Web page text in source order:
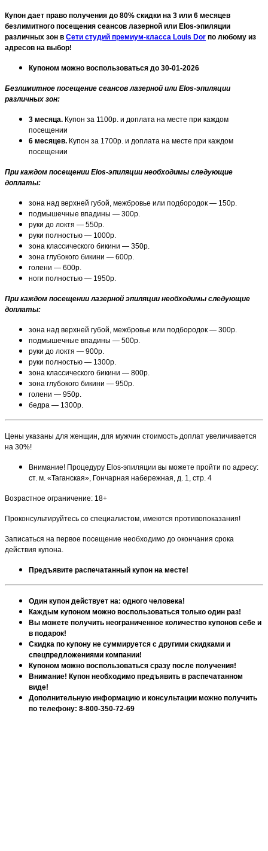
Купон дает право получения до 80% скидки на 3 или 6 месяцев
безлимитного посещения сеансов лазерной или Elos-эпиляции
различных зон в Сети студий премиум-класса Louis Dor по любому из
адресов на выбор!
Купоном можно воспользоваться до 30-01-2026
Безлимитное посещение сеансов лазерной или Elos-эпиляции
различных зон:
3 месяца. Купон за 1100р. и доплата на месте при каждом
посещении
6 месяцев. Купон за 1700р. и доплата на месте при каждом
посещении
При каждом посещении Elos-эпиляции необходимы следующие
доплаты:
зона над верхней губой, межбровье или подбородок — 150р.
подмышечные впадины — 300р.
руки до локтя — 550р.
руки полностью — 1000р.
зона классического бикини — 350р.
зона глубокого бикини — 600р.
голени — 600р.
ноги полностью — 1950р.
При каждом посещении лазерной эпиляции необходимы следующие
доплаты:
зона над верхней губой, межбровье или подбородок — 300р.
подмышечные впадины — 500р.
руки до локтя — 900р.
руки полностью — 1300р.
зона классического бикини — 800р.
зона глубокого бикини — 950р.
голени — 950р.
бедра — 1300р.
Цены указаны для женщин, для мужчин стоимость доплат увеличивается
на 30%!
Внимание! Процедуру Elos-эпиляции вы можете пройти по адресу:
ст. м. «Таганская», Гончарная набережная, д. 1, стр. 4
Возрастное ограничение: 18+
Проконсультируйтесь со специалистом, имеются противопоказания!
Записаться на первое посещение необходимо до окончания срока
действия купона.
Предъявите распечатанный купон на месте!
Один купон действует на: одного человека!
Каждым купоном можно воспользоваться только один раз!
Вы можете получить неограниченное количество купонов себе и
в подарок!
Скидка по купону не суммируется с другими скидками и
спецпредложениями компании!
Купоном можно воспользоваться сразу после получения!
Внимание! Купон необходимо предъявить в распечатанном
виде!
Дополнительную информацию и консультации можно получить
по телефону: 8-800-350-72-69